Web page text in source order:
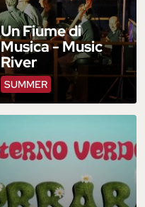
SUMMER
Un Fiume di
Musica - Music
River